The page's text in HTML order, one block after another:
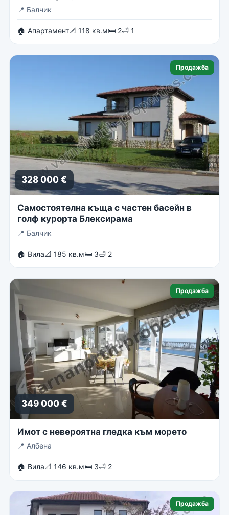
📍 Балчик
🏠 Апартамент📐 118 кв.м🛏 2🛁 1
Продажба
328 000 €
Самостоятелна къща с частен басейн в
голф курорта Блексирама
📍 Балчик
🏠 Вила📐 185 кв.м🛏 3🛁 2
Продажба
349 000 €
Имот с невероятна гледка към морето
📍 Албена
🏠 Вила📐 146 кв.м🛏 3🛁 2
Продажба